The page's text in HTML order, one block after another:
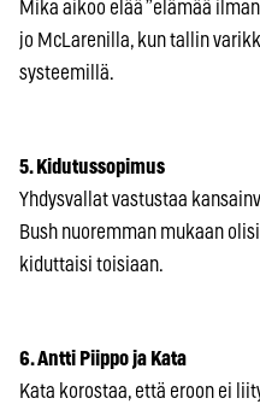
Mika aikoo elää ”elämää
jo McLarenilla, kun tallin
systeemillä.
5. Kidutussopimus
Yhdysvallat vastustaa
Bush nuoremman mukaan
kiduttaisi toisiaan.
6. Antti Piippo ja Kata
Kata korostaa, että eroon ei